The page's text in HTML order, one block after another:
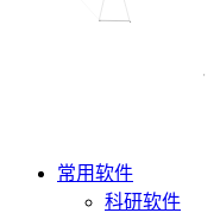
常用软件
科研软件